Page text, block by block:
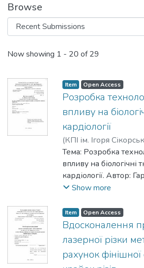
Browse
Recent Submissions
Now showing 1 - 20 of 29
Item Open Access
Розробка
впливу на
кардіології
(КПІ ім. Ігоря
Андрій Олегович;
Сергійович
Тема: Розробка
впливу на біологічні
кардіології. Автор:
Олегович.
Блощицин М.С.
Мета: Підвищення
лазерного впливу на
шляхом розробки
судинної хірургії з
Show more
Item Open Access
Вдосконалення
лазерної різки
рахунок